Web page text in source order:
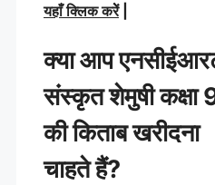
यहाँ क्लिक करेें|
क्या आप
संस्कृत शेमुषीकक्षा
की किताब खरीदना
चाहते हैं?